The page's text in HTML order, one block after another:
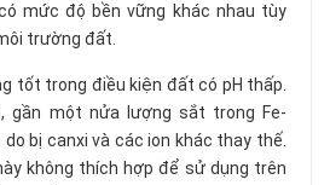
mức độ bền vững khác nhau tùy
trường đất.
tốt trong điều kiện đất có pH thấp.
gần một nửa lượng sắt trong Fe-
bị canxi và các ion khác thay thế.
không thích hợp để sử dụng trên